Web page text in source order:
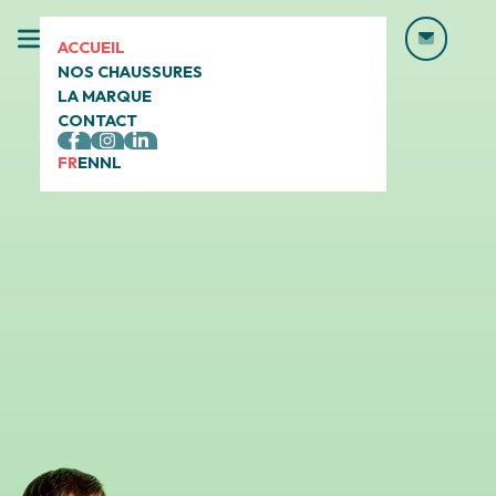
ACCUEIL
NOS CHAUSSURES
LA MARQUE
CONTACT
FRENNL